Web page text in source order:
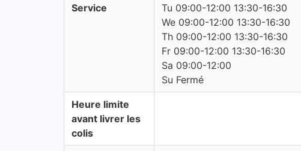
Service
Tu 09:00-12:00 13:30-16:30
We 09:00-12:00 13:30-16:30
Th 09:00-12:00 13:30-16:30
Fr 09:00-12:00 13:30-16:30
Sa 09:00-12:00
Su Fermé
Heure limite
avant livrer les
colis